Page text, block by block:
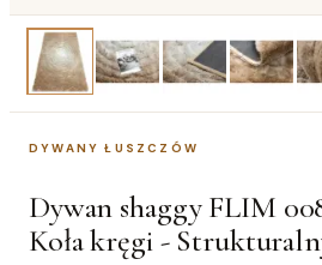
DYWANY ŁUSZCZÓW
Dywan shaggy FLIM
Koła kręgi -